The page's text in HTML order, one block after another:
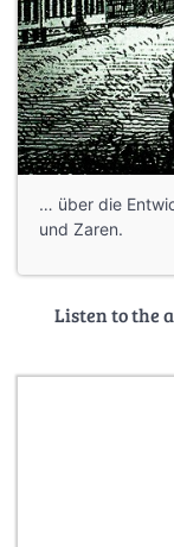
… über die
und Zaren.
Listen to the